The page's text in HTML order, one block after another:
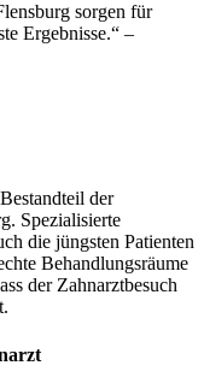
sorgen für
Ergebnisse.“ –
der
Spezialisierte
die jüngsten Patienten
Behandlungsräume
der Zahnarztbesuch